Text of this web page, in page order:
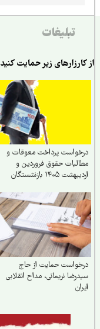
تبلیغات
زیر حمایت کنید:
پرداخت معوقات و
حقوق فروردین و
اردیبهشت ۱۴۰۵ بازنشستگان
حمایت از حاج
نریمانی، مداح انقلابی